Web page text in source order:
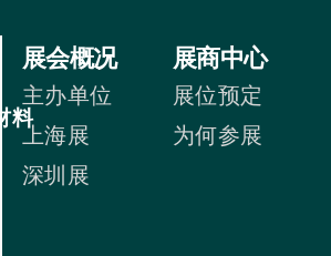
料
展会概况
主办单位
上海展
深圳展
展商中心
展位预定
为何参展